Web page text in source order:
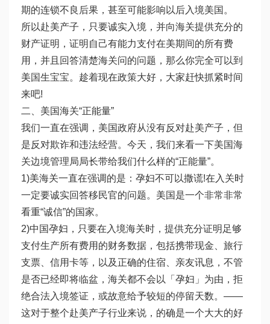
期的连锁不良后果，甚至可能影响以后入境美国。
所以赴美产子，只要诚实入境，并向海关提供充分的
财产证明，证明自己有能力支付在美期间的所有费
用，并且回答清楚海关问的问题，那么你完全可以到
美国生宝宝。趁着现在政策大好，大家赶快抓紧时间
来吧!
二、美国海关“正能量”
我们一直在强调，美国政府从没有反对赴美产子，但
是反对欺诈和违法经营。今天，我们来看一下美国海
关边境管理局局长带给我们什么样的“正能量”。
1)美海关一直在强调的是：孕妇不可以撒谎!在入关时
一定要诚实回答移民官的问题。美国是一个非常非常
看重“诚信”的国家。
2)中国孕妇，只要在入境海关时，提供充分证明足够
支付生产所有费用的财务数据，包括携带现金、旅行
支票、信用卡等，以及正确的住宿、亲友讯息，不管
是否已经即将临盆，海关都不会以「孕妇」为由，拒
绝合法入境签证，或故意给予较短的停留天数。——
这对于整个赴美产子行业来说，的确是一个大大的好